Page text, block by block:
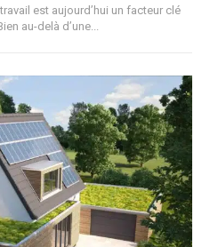
est aujourd’hui un facteur clé
au-delà d’une...